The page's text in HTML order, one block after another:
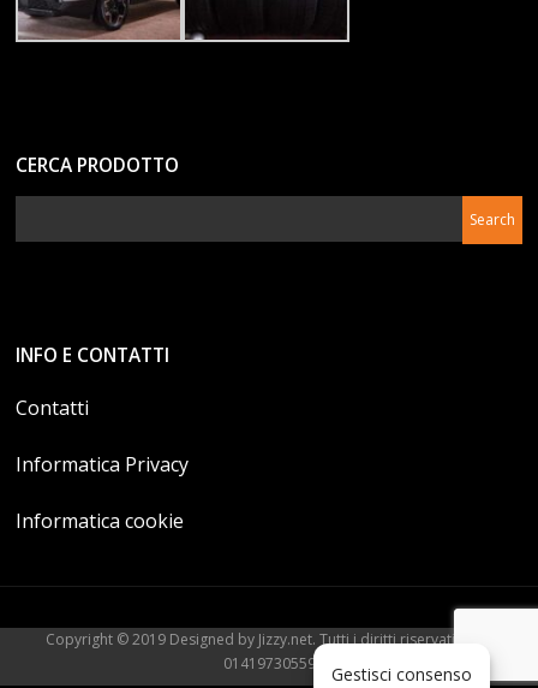
CERCA PRODOTTO
INFO E CONTATTI
Contatti
Informatica Privacy
Informatica cookie
Copyright © 2019 Designed by Jizzy.net. Tutti i diritti riservati. P.Iva
01419730559
Gestisci consenso